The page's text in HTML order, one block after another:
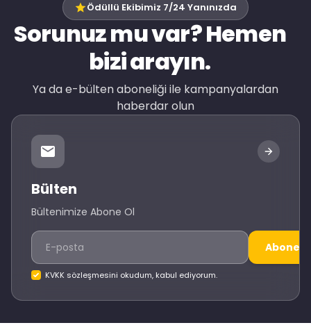
Ödüllü Ekibimiz 7/24 Yanınızda
Sorunuz mu var? Hemen
bizi arayın.
Ya da e-bülten aboneliği ile kampanyalardan
haberdar olun
Bülten
Bültenimize Abone Ol
Abone
KVKK sözleşmesini okudum, kabul ediyorum.